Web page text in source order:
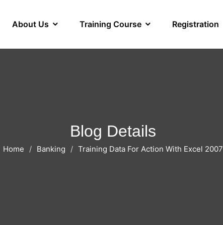
About Us Training Course Registration
Blog Details
Home Banking Training Data For Action With Excel 2007